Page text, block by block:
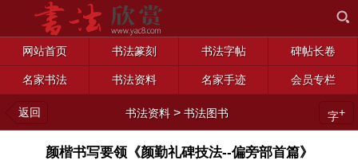
网站首页 书法篆刻 书法字帖 碑帖长卷
名家书法 书法资料 名家手迹 会员专栏
返回 书法资料 >书法图书 字+
颜楷书写要领《颜勤礼碑技法--偏旁部首篇》